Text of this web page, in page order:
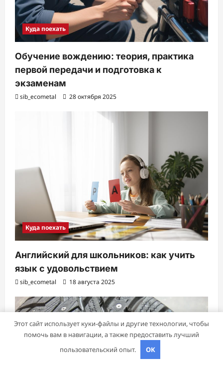
Куда поехать
Обучение вождению: теория, практика
первой передачи и подготовка к
экзаменам
sib_ecometal 28 октября 2025
Куда поехать
Английский для школьников: как учить
язык с удовольствием
sib_ecometal 18 августа 2025
Этот сайт использует куки-файлы и другие технологии, чтобы
помочь вам в навигации, а также предоставить лучший
пользовательский опыт.
OK